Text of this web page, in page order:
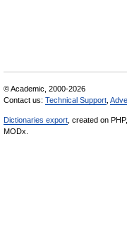
© Academic, 2000-2026
Contact us: Technical Support
Dictionaries export , created on PHP,
MODx.